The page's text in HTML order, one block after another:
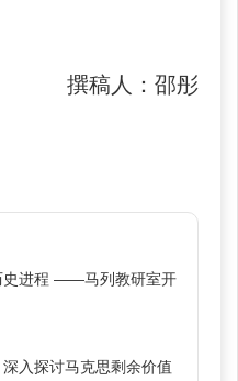
撰稿人：邵彤
史进程 ——马列教研室开
入探讨马克思剩余价值